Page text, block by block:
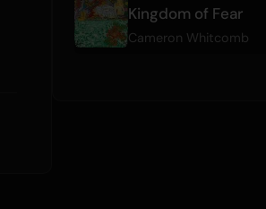
Kingdom of Fear
Cameron Whitcomb